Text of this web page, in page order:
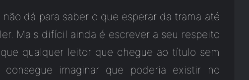
dá para saber o que esperar da trama até
Mais difícil ainda é escrever a seu respeito
qualquer leitor que chegue ao título sem
imaginar que poderia existir no